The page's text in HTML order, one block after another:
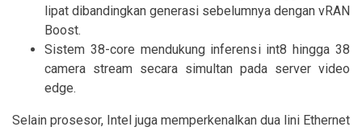
lipat dibandingkan generasi sebelumnya dengan vRAN
Boost.
Sistem 38-core mendukung inferensi int8 hingga 38
camera stream secara simultan pada server video
edge.
Selain prosesor, Intel juga memperkenalkan dua lini Ethernet